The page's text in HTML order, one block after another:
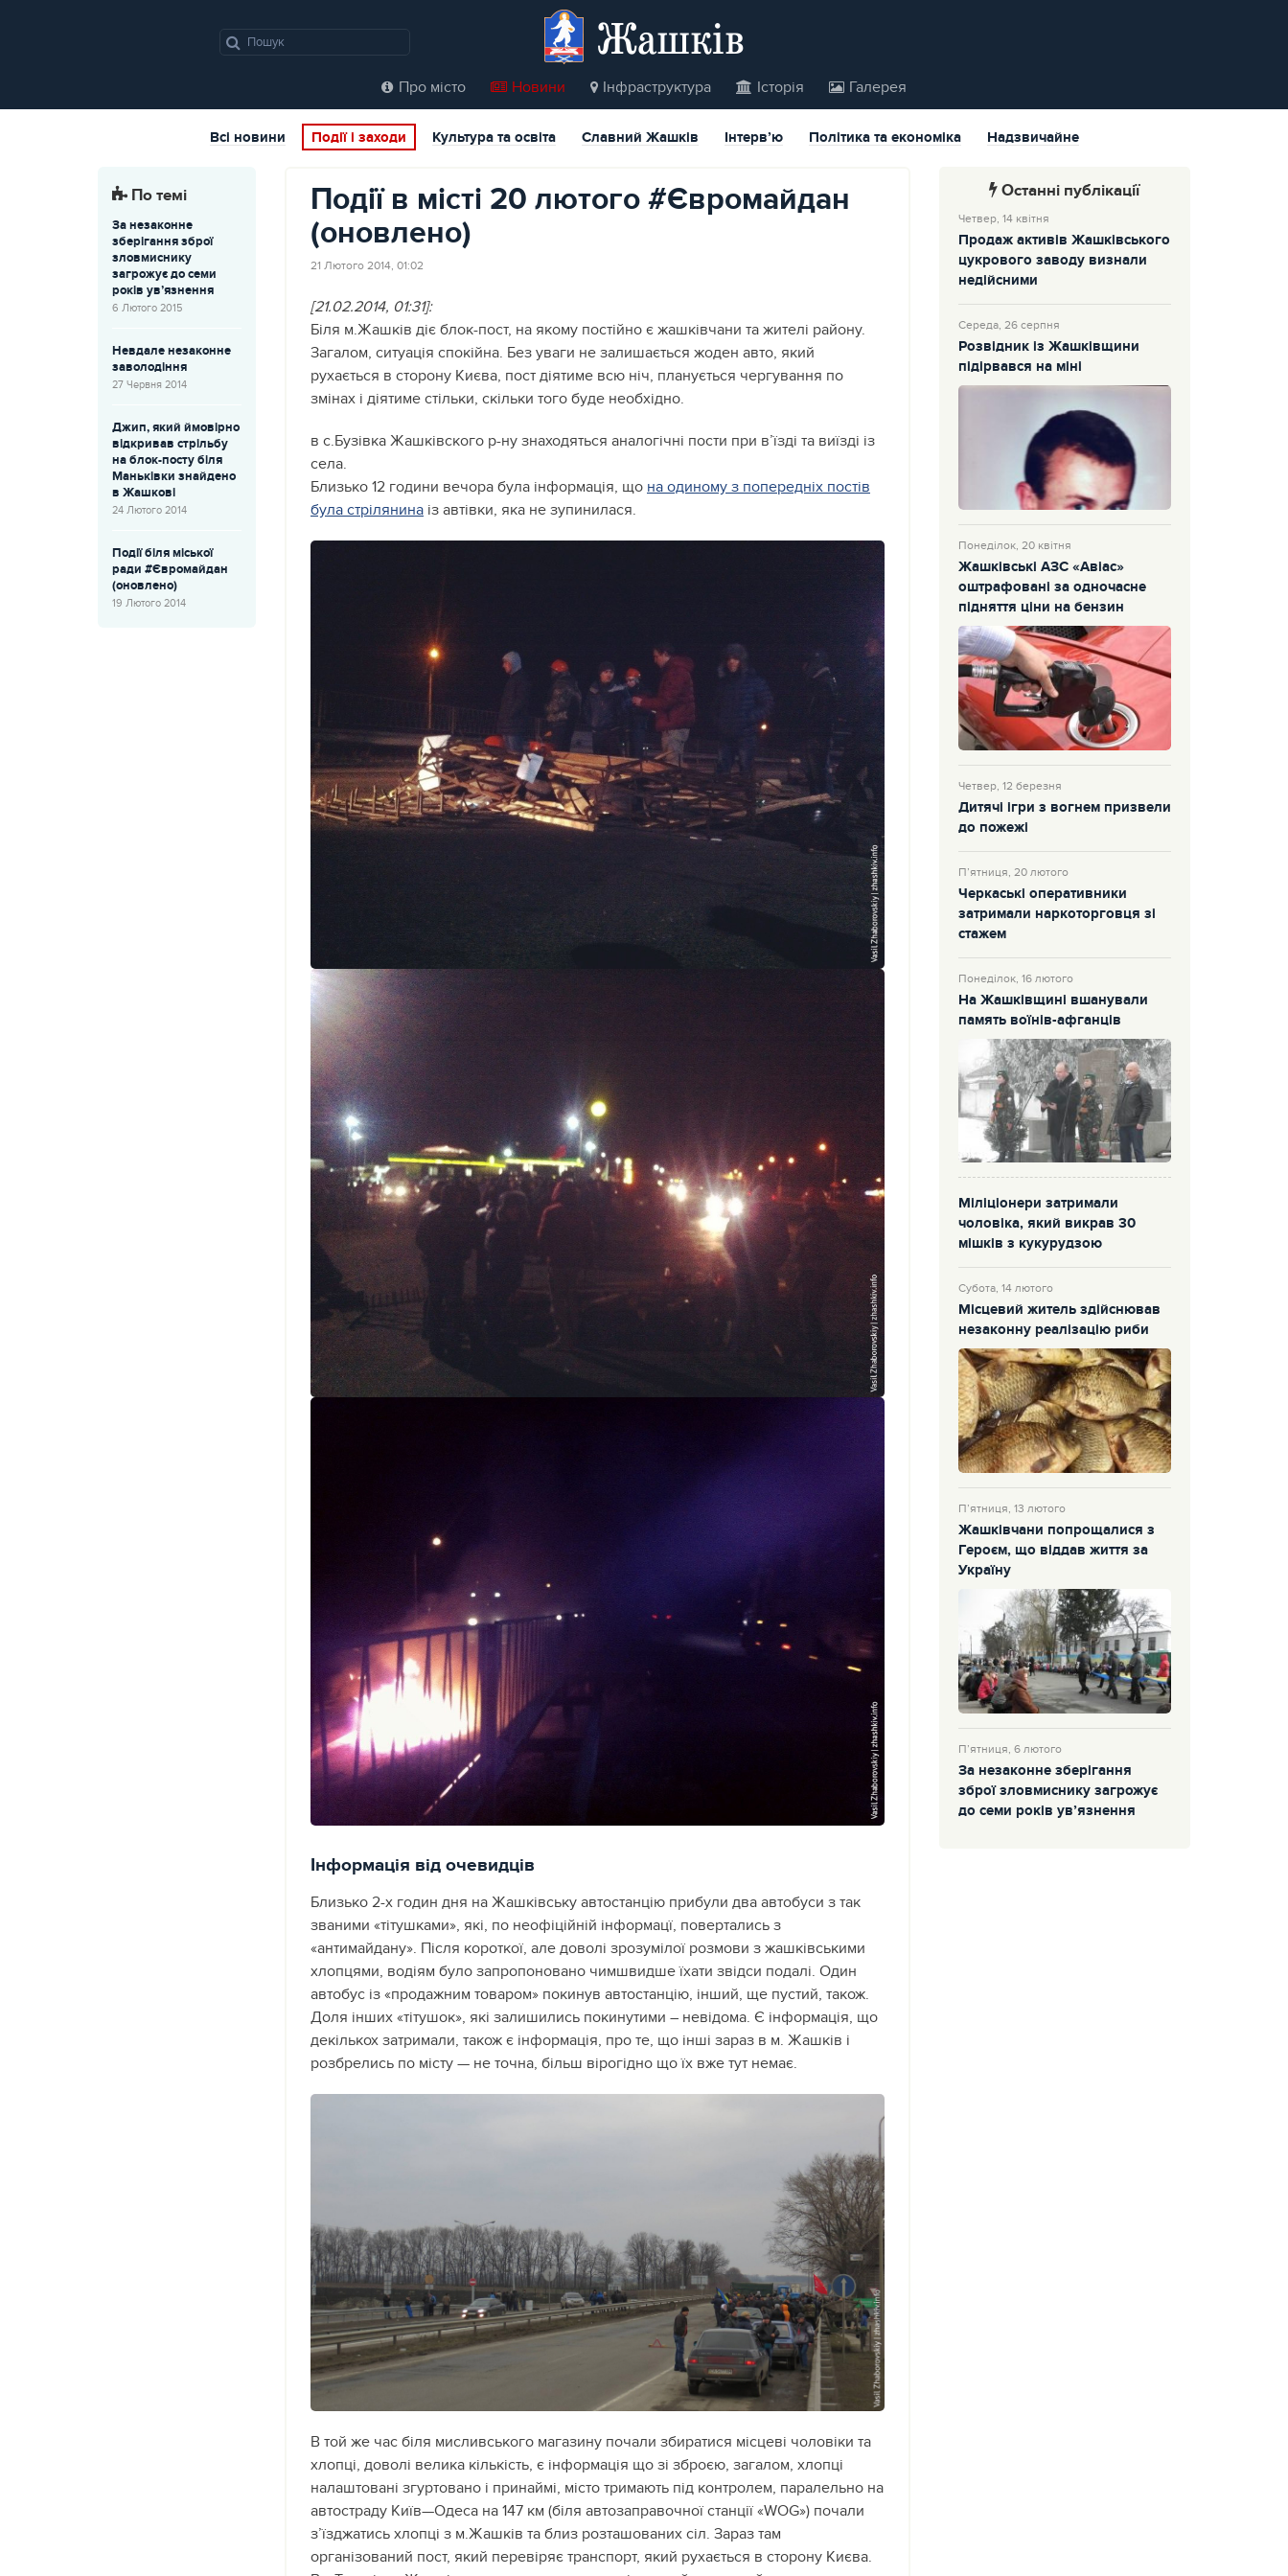
Жашків
Про місто Новини Інфраструктура Історія Галерея
Всі новини Події і заходи Культура та освіта Славний Жашків Інтерв’ю Політика та економіка Надзвичайне
По темі
За незаконне
зберігання зброї
зловмиснику
загрожує до семи
років ув’язнення
6 Лютого 2015
Невдале незаконне
заволодіння
27 Червня 2014
Джип, який ймовірно
відкривав стрільбу
на блок-посту біля
Маньківки знайдено
в Жашкові
24 Лютого 2014
Події біля міської
ради #Євромайдан
(оновлено)
19 Лютого 2014
Події в місті 20 лютого #Євромайдан
(оновлено)
21 Лютого 2014, 01:02
[21.02.2014, 01:31]:
Біля м.Жашків діє блок-пост, на якому постійно є жашківчани та жителі району.
Загалом, ситуація спокійна. Без уваги не залишається жоден авто, який
рухається в сторону Києва, пост діятиме всю ніч, планується чергування по
змінах і діятиме стільки, скільки того буде необхідно.
в с.Бузівка Жашківского р-ну знаходяться аналогічні пости при в’їзді та виїзді із
села.
Близько 12 години вечора була інформація, що на одиному з попередніх постів
була стрілянина із автівки, яка не зупинилася.
Інформація від очевидців
Близько 2-х годин дня на Жашківську автостанцію прибули два автобуси з так
званими «тітушками», які, по неофіційній інформацї, повертались з
«антимайдану». Після короткої, але доволі зрозумілої розмови з жашківськими
хлопцями, водіям було запропоновано чимшвидше їхати звідси подалі. Один
автобус із «продажним товаром» покинув автостанцію, інший, ще пустий, також.
Доля інших «тітушок», які залишились покинутими – невідома. Є інформація, що
декількох затримали, також є інформація, про те, що інші зараз в м. Жашків і
розбрелись по місту — не точна, більш вірогідно що їх вже тут немає.
В той же час біля мисливського магазину почали збиратися місцеві чоловіки та
хлопці, доволі велика кількість, є інформація що зі зброєю, загалом, хлопці
налаштовані згуртовано і принаймі, місто тримають під контролем, паралельно на
автостраду Київ—Одеса на 147 км (біля автозаправочної станції «WOG») почали
з’їзджатись хлопці з м.Жашків та близ розташованих сіл. Зараз там
організований пост, який перевіряє транспорт, який рухається в сторону Києва.
Останні публікації
Четвер, 14 квітня
Продаж активів Жашківського
цукрового заводу визнали
недійсними
Середа, 26 серпня
Розвідник із Жашківщини
підірвався на міні
Понеділок, 20 квітня
Жашківські АЗС «Авіас»
оштрафовані за одночасне
підняття ціни на бензин
Четвер, 12 березня
Дитячі ігри з вогнем призвели
до пожежі
П’ятниця, 20 лютого
Черкаські оперативники
затримали наркоторговця зі
стажем
Понеділок, 16 лютого
На Жашківщині вшанували
память воїнів-афганців
Міліціонери затримали
чоловіка, який викрав 30
мішків з кукурудзою
Субота, 14 лютого
Місцевий житель здійснював
незаконну реалізацію риби
П’ятниця, 13 лютого
Жашківчани попрощалися з
Героєм, що віддав життя за
Україну
П’ятниця, 6 лютого
За незаконне зберігання
зброї зловмиснику загрожує
до семи років ув’язнення